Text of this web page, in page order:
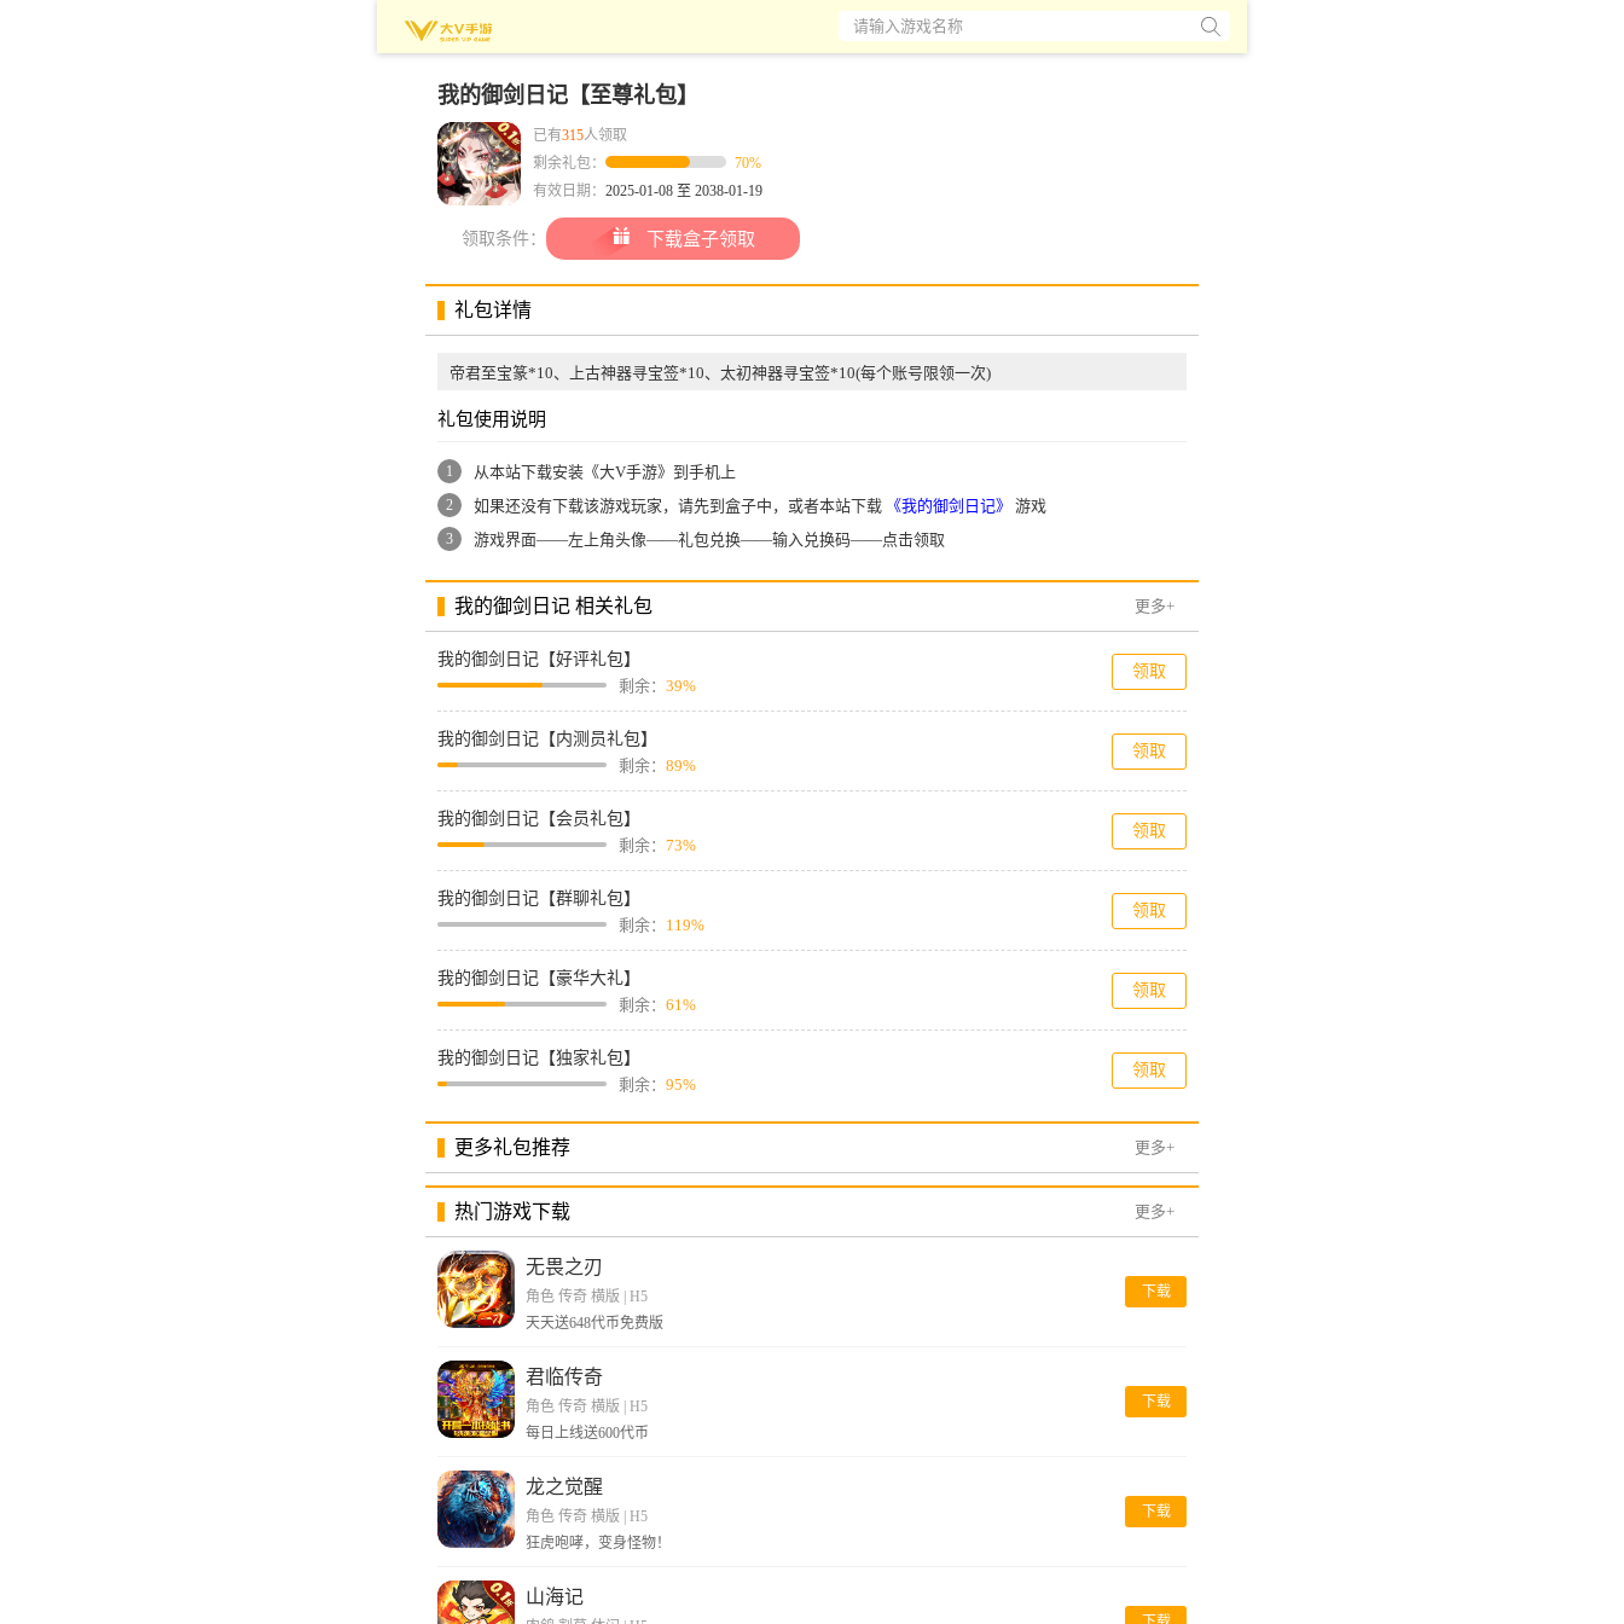
请输入游戏名称
我的御剑日记【至尊礼包】
已有315人领取
剩余礼包：
70%
有效日期： 2025-01-08 至 2038-01-19
领取条件： 下载盒子领取
礼包详情
帝君至宝篆*10、上古神器寻宝签*10、太初神器寻宝签*10(每个账号限领一次)
礼包使用说明
1 从本站下载安装《大V手游》到手机上
2 如果还没有下载该游戏玩家，请先到盒子中，或者本站下载 《我的御剑日记》 游戏
3 游戏界面——左上角头像——礼包兑换——输入兑换码——点击领取
我的御剑日记 相关礼包 更多+
我的御剑日记【好评礼包】
剩余： 39%
领取
我的御剑日记【内测员礼包】
剩余： 89%
领取
我的御剑日记【会员礼包】
剩余： 73%
领取
我的御剑日记【群聊礼包】
剩余： 119%
领取
我的御剑日记【豪华大礼】
剩余： 61%
领取
我的御剑日记【独家礼包】
剩余： 95%
领取
更多礼包推荐 更多+
热门游戏下载 更多+
无畏之刃
角色 传奇 横版
H5
天天送648代币免费版
下载
君临传奇
角色 传奇 横版
H5
每日上线送600代币
下载
龙之觉醒
角色 传奇 横版
H5
狂虎咆哮，变身怪物！
下载
山海记